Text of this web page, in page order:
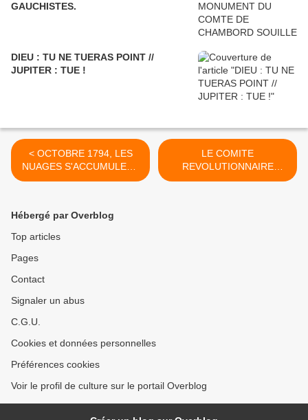
GAUCHISTES.
DIEU : TU NE TUERAS POINT //
JUPITER : TUE !
< OCTOBRE 1794, LES
NUAGES S'ACCUMULENT
SUR CARRIER.
LE COMITE
REVOLUTIONNAIRE
NANTAIS 1794. >
Hébergé par Overblog
Top articles
Pages
Contact
Signaler un abus
C.G.U.
Cookies et données personnelles
Préférences cookies
Voir le profil de culture sur le portail Overblog